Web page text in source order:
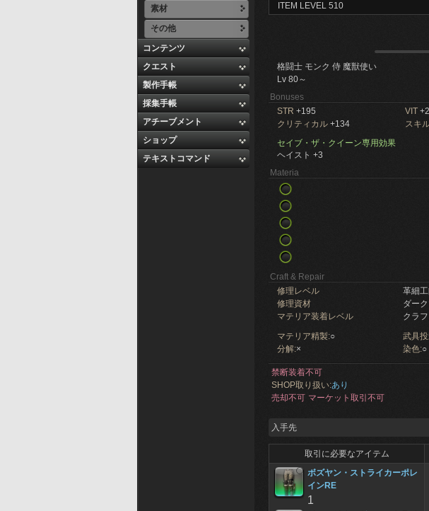
素材
その他
コンテンツ
クエスト
製作手帳
採集手帳
アチーブメント
ショップ
テキストコマンド
ITEM LEVEL 510
格闘士 モンク 侍 魔獣使い
Lv 80～
Bonuses
STR +195 VIT
クリティカル +134 スキ
セイブ・ザ・クイーン専用効果
ヘイスト +3
Materia
Craft & Repair
修理レベル
革細
修理資材
ダー
マテリア装着レベル
クラ
マテリア精製:○ 武具
分解:× 染色:○
禁断装着不可
SHOP取り扱い:あり
売却不可 マーケット取引不可
入手先
取引に必要なアイテム
ボズヤン・ストライカーポレ
インRE
1